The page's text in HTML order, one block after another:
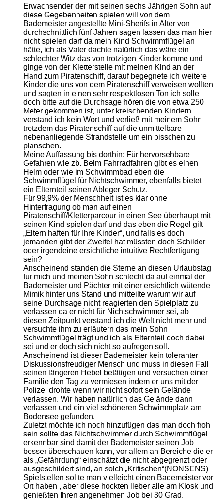
Erwachsender der mit seinen sechs Jährigen Sohn auf
diese Gegebenheiten spielen will von dem
Bademeister angestellte Mini-Sherifs in Alter von
durchschnittlich fünf Jahren sagen lassen das man hier
nicht spielen darf da mein Kind Schwimmflügel an
hätte, ich als Vater dachte natürlich das wäre ein
schlechter Witz das von trotzigen Kinder komme und
ginge von der Kletterstelle mit meinen Kind an der
Hand zum Piratenschiff, darauf begegnete ich weitere
Kinder die uns von dem Piratenschiff verweisen wollten
und sagten in einen sehr respektlosen Ton ich solle
doch bitte auf die Durchsage hören die von etwa 250
Meter gekommen ist, unter kreischenden Kindern
verstand ich kein Wort und verließ mit meinem Sohn
trotzdem das Piratenschiff auf die unmittelbare
nebenanliegende Strandstelle um ein bisschen zu
planschen.
Meine Auffassung bis dorthin: Für hervorsehbare
Gefahren wie zb. Beim Fahrradfahren gibt es einen
Helm oder wie im Schwimmbad eben die
Schwimmflügel für Nichtschwimmer, ebenfalls bietet
ein Elternteil seinen Ableger Schutz.
Für 99,9% der Menschheit ist es klar ohne
Hinterfragung ob man auf einen
Piratenschiff/Kletterparcour in einen See überhaupt mit
seinen Kind spielen darf und das eben die Regel gilt
„Eltern haften für Ihre Kinder“, und falls es doch
jemanden gibt der Zweifel hat müssten doch Schilder
oder irgendeine ersichtliche intuitive Rechtfertigung
sein?
Anscheinend standen die Sterne an diesen Urlaubstag
für mich und meinen Sohn schlecht da auf einmal der
Bademeister und Pächter mit einer ersichtlich wütende
Mimik hinter uns Stand und mitteilte warum wir auf
seine Durchsage nicht reagierten den Spielplatz zu
verlassen da er nicht für Nichtschwimmer sei, ab
diesen Zeitpunkt verstand ich die Welt nicht mehr und
versuchte ihm zu erläutern das mein Sohn
Schwimmflügel trägt und ich als Elternteil doch dabei
sei und er doch sich nicht so aufregen soll.
Anscheinend ist dieser Bademeister kein toleranter
Diskussionsfreudiger Mensch und muss in diesen Fall
seinen längeren Hebel betätigen und versuchen einer
Familie den Tag zu vermiesen indem er uns mit der
Polizei drohte wenn wir nicht sofort sein Gelände
verlassen. Wir haben natürlich das Gelände dann
verlassen und ein viel schöneren Schwimmplatz am
Bodensee gefunden.
Zuletzt möchte ich noch hinzufügen das man doch froh
sein sollte das Nichtschwimmer durch Schwimmflügel
erkennbar sind damit der Bademeister seinen Job
besser überschauen kann, vor allem an Bereiche die er
als „Gefährdung“ einschätzt die nicht abgegrenzt oder
ausgeschildert sind, an solch „Kritischen“(NONSENS)
Spielstellen sollte man vielleicht einen Bademeister vor
Ort haben , aber diese hockten lieber alle am Kiosk und
genießten Ihren angenehmen Job bei 30 Grad.